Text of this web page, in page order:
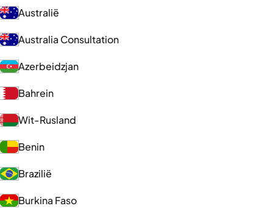
Australië
Australia Consultation
Azerbeidzjan
Bahrein
Wit-Rusland
Benin
Brazilië
Burkina Faso